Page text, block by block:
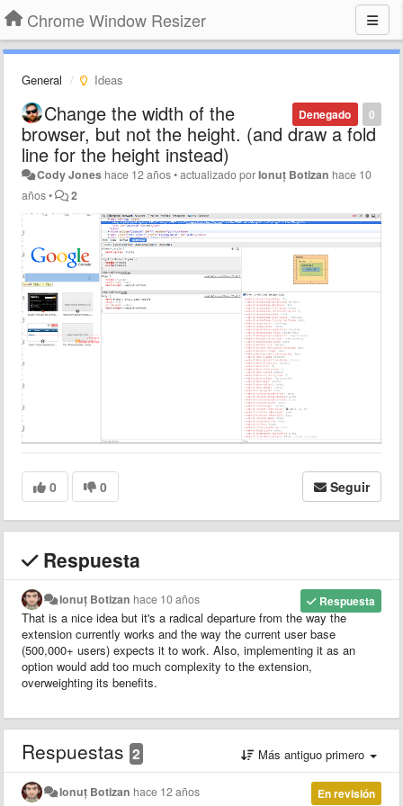
Chrome Window Resizer
General Ideas
0
Denegado
Change the width of the
browser, but not the height. (and draw a fold
line for the height instead)
Cody Jones hace 12 años•actualizado porIonuț Botizan hace 10
años• 2
0 0 Seguir
Respuesta
Respuesta
Ionuț Botizan hace 10 años
That is a nice idea but it's a radical departure from the way the
extension currently works and the way the current user base
(500,000+ users) expects it to work. Also, implementing it as an
option would add too much complexity to the extension,
overweighting its benefits.
Respuestas 2 Más antiguo primero
En revisión
Ionuț Botizan hace 12 años